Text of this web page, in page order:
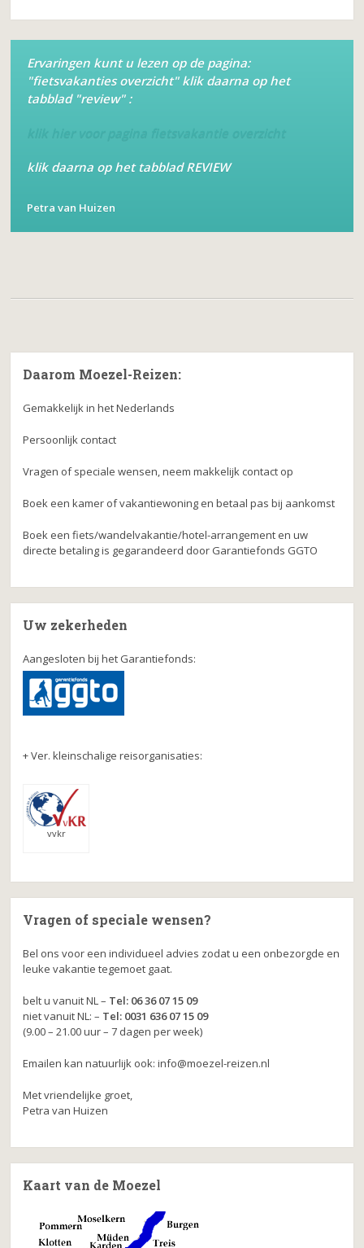
Ervaringen kunt u lezen op de pagina:
"fietsvakanties overzicht" klik daarna op het
tabblad "review" :
klik daarna op het tabblad REVIEW
Petra van Huizen
Daarom Moezel-Reizen:
Gemakkelijk in het Nederlands
Persoonlijk contact
Vragen of speciale wensen, neem makkelijk contact op
Boek een kamer of vakantiewoning en betaal pas bij aankomst
Boek een fiets/wandelvakantie/hotel-arrangement en uw
directe betaling is gegarandeerd door Garantiefonds GGTO
Uw zekerheden
Aangesloten bij het Garantiefonds:
+ Ver. kleinschalige reisorganisaties:
vvkr
Vragen of speciale wensen?
Bel ons voor een individueel advies zodat u een onbezorgde en
leuke vakantie tegemoet gaat.
belt u vanuit NL – Tel: 06 36 07 15 09
niet vanuit NL: – Tel: 0031 636 07 15 09
(9.00 – 21.00 uur – 7 dagen per week)
Emailen kan natuurlijk ook: info@moezel-reizen.nl
Met vriendelijke groet,
Petra van Huizen
Kaart van de Moezel